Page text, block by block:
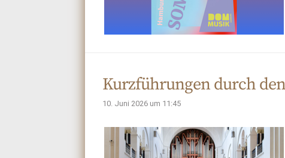
Kurzführungen durch
10. Juni 2026 um 11:45